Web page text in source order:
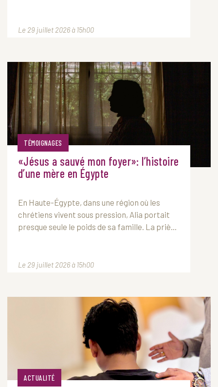
Le 29 juillet 2026 à 15h00
TÉMOIGNAGES
«Jésus a sauvé mon foyer»: l’histoire
d’une mère en Égypte
En Haute-Égypte, dans une région où les
chrétiens vivent sous pression, Alia portait
presque seule le poids de sa famille. La priè...
Le 29 juillet 2026 à 15h00
ACTUALITÉ